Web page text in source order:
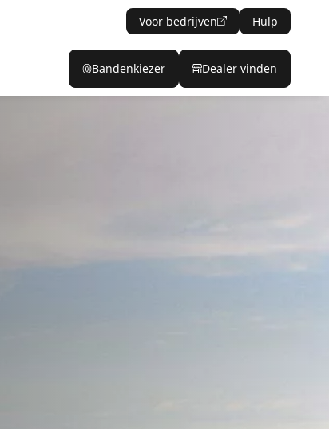
Voor bedrijven Hulp
Bandenkiezer Dealer vinden